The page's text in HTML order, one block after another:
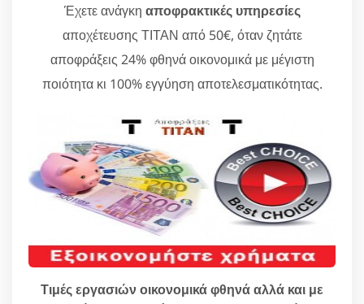
Έχετε ανάγκη αποφρακτικές υπηρεσίες
αποχέτευσης ΤΙΤΑΝ από 50€, όταν ζητάτε
αποφράξεις 24% φθηνά οικονομικά με μέγιστη
ποιότητα κι 100% εγγύηση αποτελεσματικότητας.
Τιμές εργασιών οικονομικά φθηνά αλλά και με